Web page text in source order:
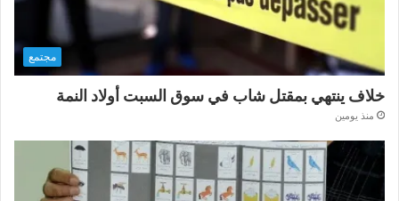
مجتمع
خلاف ينتهي بمقتل شاب في سوق السبت أولاد النمة
منذ يومين